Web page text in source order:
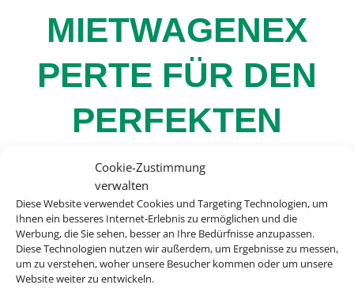
Cookie-Zustimmung
verwalten
Diese Website verwendet Cookies und Targeting Technologien, um
Ihnen ein besseres Internet-Erlebnis zu ermöglichen und die
Werbung, die Sie sehen, besser an Ihre Bedürfnisse anzupassen.
Diese Technologien nutzen wir außerdem, um Ergebnisse zu messen,
um zu verstehen, woher unsere Besucher kommen oder um unsere
Website weiter zu entwickeln.
MIETWAGENEX
PERTE FÜR DEN
PERFEKTEN
URLAUB
Bei uns finden Sie Mietwagen für über 120
Länder und an mehr als 8.000 Stationen